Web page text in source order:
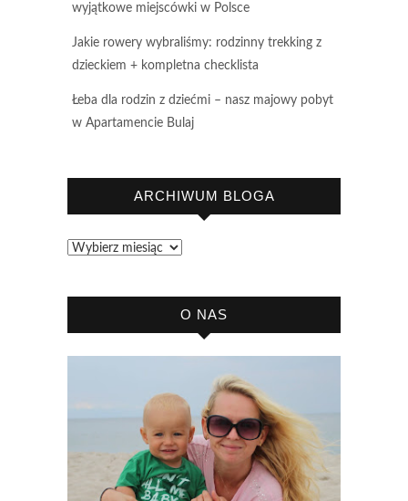
wyjątkowe miejscówki w Polsce
Jakie rowery wybraliśmy: rodzinny trekking z
dzieckiem + kompletna checklista
Łeba dla rodzin z dziećmi – nasz majowy pobyt
w Apartamencie Bulaj
ARCHIWUM BLOGA
Archiwum
O NAS